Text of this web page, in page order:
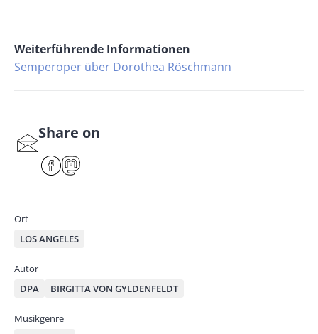
Weiterführende Informationen
Semperoper über Dorothea Röschmann
S
Share on
F
Ort
LOS ANGELES
Autor
DPA
BIRGITTA VON GYLDENFELDT
Musikgenre